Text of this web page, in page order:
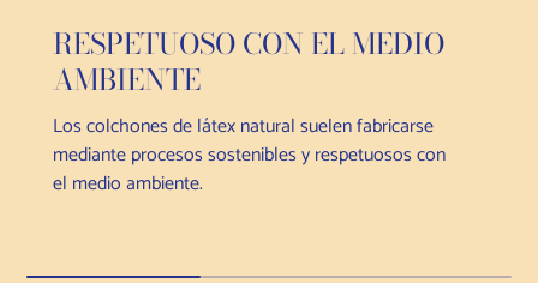
RESPETUOSO CON EL MEDIO
AMBIENTE
Los colchones de látex natural suelen fabricarse
mediante procesos sostenibles y respetuosos con
el medio ambiente.